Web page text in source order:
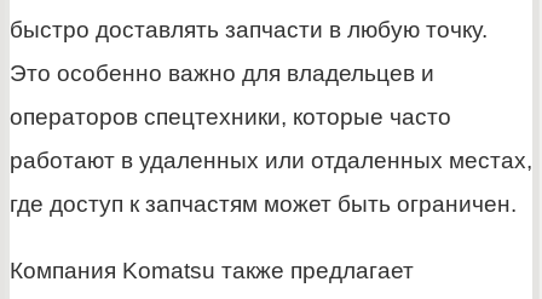
быстро доставлять запчасти в любую точку.
Это особенно важно для владельцев и
операторов спецтехники, которые часто
работают в удаленных или отдаленных местах,
где доступ к запчастям может быть ограничен.
Компания Komatsu также предлагает